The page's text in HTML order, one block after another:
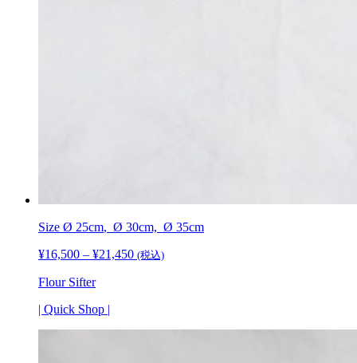
Size Ø 25cm, Ø 30cm, Ø 35cm
¥16,500 – ¥21,450価
¥21,450
(税込)
Flour Sifter
| Quick Shop |